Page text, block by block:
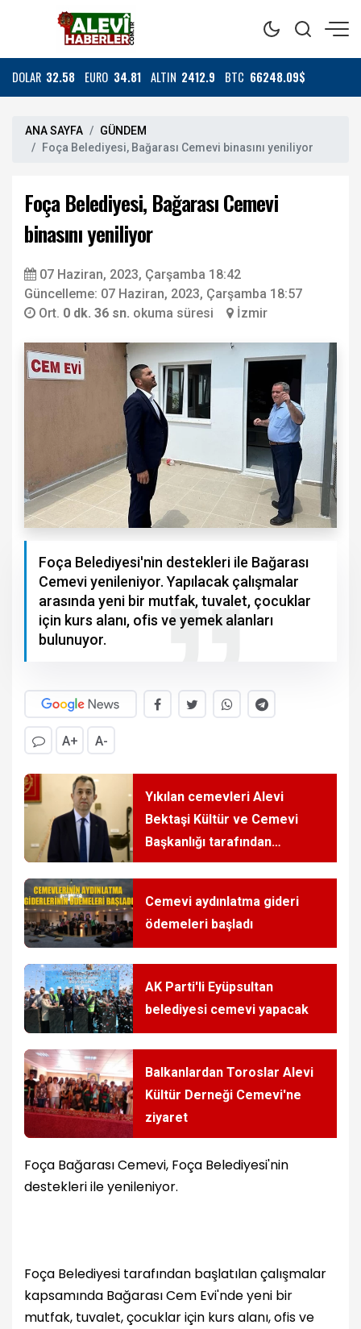
DOLAR 32.58 EURO 34.81 ALTIN 2412.9 BTC 66248.09$
ANA SAYFA
GÜNDEM
Foça Belediyesi, Bağarası Cemevi binasını yeniliyor
Foça Belediyesi, Bağarası Cemevi
binasını yeniliyor
07 Haziran, 2023, Çarşamba 18:42
Güncelleme: 07 Haziran, 2023, Çarşamba 18:57
Ort. 0 dk. 36 sn. okuma süresi İzmir
Foça Belediyesi'nin destekleri ile Bağarası
Cemevi yenileniyor. Yapılacak çalışmalar
arasında yeni bir mutfak, tuvalet, çocuklar
için kurs alanı, ofis ve yemek alanları
bulunuyor.
A+ A-
Yıkılan cemevleri Alevi
Bektaşi Kültür ve Cemevi
Başkanlığı tarafından
yeniden inşa edilecek
Cemevi aydınlatma gideri
ödemeleri başladı
AK Parti'li Eyüpsultan
belediyesi cemevi yapacak
Balkanlardan Toroslar Alevi
Kültür Derneği Cemevi'ne
ziyaret
Foça Bağarası Cemevi, Foça Belediyesi'nin
destekleri ile yenileniyor.
Foça Belediyesi tarafından başlatılan çalışmalar
kapsamında Bağarası Cem Evi'nde yeni bir
mutfak, tuvalet, çocuklar için kurs alanı, ofis ve